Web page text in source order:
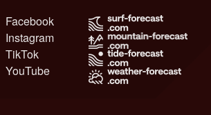
Facebook
Instagram
TikTok
YouTube